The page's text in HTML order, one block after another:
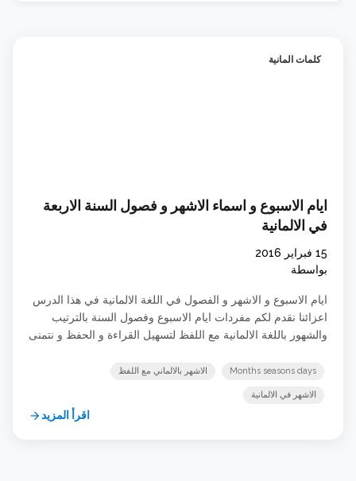
كلمات المانية
ايام الاسبوع و اسماء الاشهر و فصول السنة الاربعة
في الالمانية
15 فبراير 2016
بواسطة
ايام الاسبوع و الاشهر و الفصول في اللغة الالمانية في هذا الدرس
اعزائنا نقدم لكم مفردات ايام الاسبوع وفصول السنة بالترتيب
والشهور باللغة الالمانية مع اللفظ لتسهيل القراءة و الحفظ و نتمنى
تكرار ذلك عدة مرات حتى تتمكنو من اللفظ بطريقة واضحة
Months seasons days الاشهر بالالماني مع اللفظ
الاشهر في الالمانية
اقرأ المزيدarrow_forward